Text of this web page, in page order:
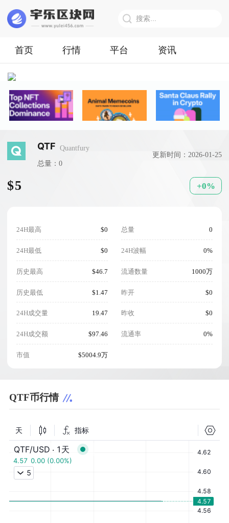
首页 行情 平台 资讯
QTF Quantfury
总量：0
更新时间：2026-01-25
$5 +0%
24H最高 $0
24H最低 $0
历史最高 $46.7
历史最低 $1.47
24H成交量 19.47
24H成交额 $97.46
市值 $5004.9万
总量 0
24H波幅 0%
流通数量 1000万
昨开 $0
昨收 $0
流通率 0%
QTF币行情